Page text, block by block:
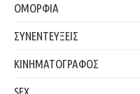
ΟΜΟΡΦΙΑ
ΣΥΝΕΝΤΕΥΞΕΙΣ
ΚΙΝΗΜΑΤΟΓΡΑΦΟΣ